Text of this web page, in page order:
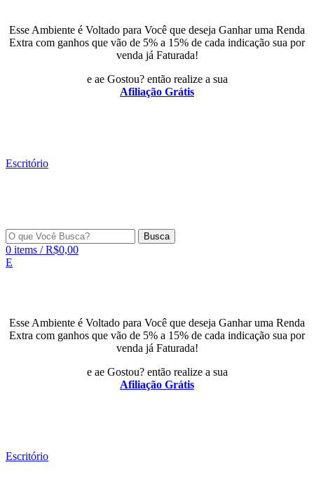
Esse Ambiente é Voltado para Você que deseja Ganhar uma Renda
Extra com ganhos que vão de 5% a 15% de cada indicação sua por
venda já Faturada!
e ae Gostou? então realize a sua
Afiliação Grátis
Escritório
Busca
0 items / R$0,00
E
Esse Ambiente é Voltado para Você que deseja Ganhar uma Renda
Extra com ganhos que vão de 5% a 15% de cada indicação sua por
venda já Faturada!
e ae Gostou? então realize a sua
Afiliação Grátis
Escritório